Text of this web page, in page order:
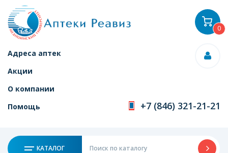
Адреса аптек
Акции
О компании
Помощь
+7 (846) 321-21-21
КАТАЛОГ
0